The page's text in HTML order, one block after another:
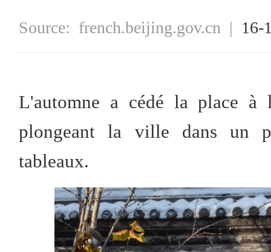
Source: french.beijing.gov.cn |
L'automne a cédé la place
plongeant la ville dans un
tableaux.